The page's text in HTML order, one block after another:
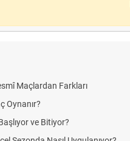
Maçlardan Farkları
Oynanır?
ve Bitiyor?